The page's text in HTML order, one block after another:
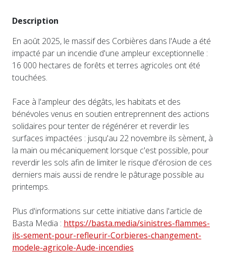
Description
En août 2025, le massif des Corbières dans l'Aude a été
impacté par un incendie d'une ampleur exceptionnelle :
16 000 hectares de forêts et terres agricoles ont été
touchées.
Face à l'ampleur des dégâts, les habitats et des
bénévoles venus en soutien entreprennent des actions
solidaires pour tenter de régénérer et reverdir les
surfaces impactées : jusqu'au 22 novembre ils sèment, à
la main ou mécaniquement lorsque c'est possible, pour
reverdir les sols afin de limiter le risque d'érosion de ces
derniers mais aussi de rendre le pâturage possible au
printemps.
Plus d'informations sur cette initiative dans l'article de
Basta Media : https://basta.media/sinistres-flammes-
ils-sement-pour-refleurir-Corbieres-changement-
modele-agricole-Aude-incendies